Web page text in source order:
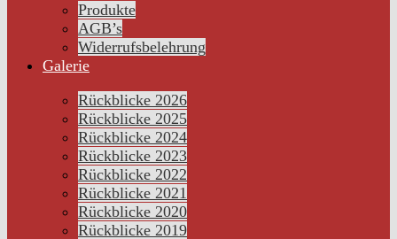
Produkte
AGB’s
Widerrufsbelehrung
Galerie
Rückblicke 2026
Rückblicke 2025
Rückblicke 2024
Rückblicke 2023
Rückblicke 2022
Rückblicke 2021
Rückblicke 2020
Rückblicke 2019